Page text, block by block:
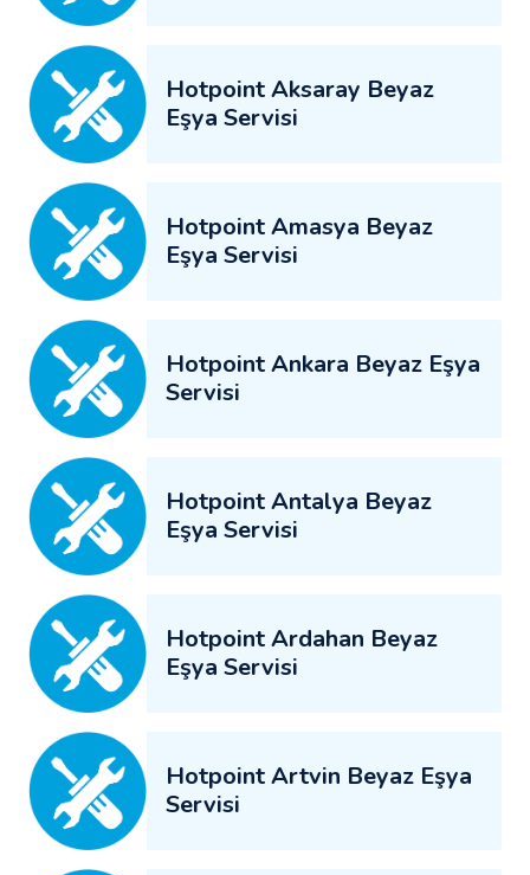
Hotpoint Aksaray Beyaz
Eşya Servisi
Hotpoint Amasya Beyaz
Eşya Servisi
Hotpoint Ankara Beyaz Eşya
Servisi
Hotpoint Antalya Beyaz
Eşya Servisi
Hotpoint Ardahan Beyaz
Eşya Servisi
Hotpoint Artvin Beyaz Eşya
Servisi